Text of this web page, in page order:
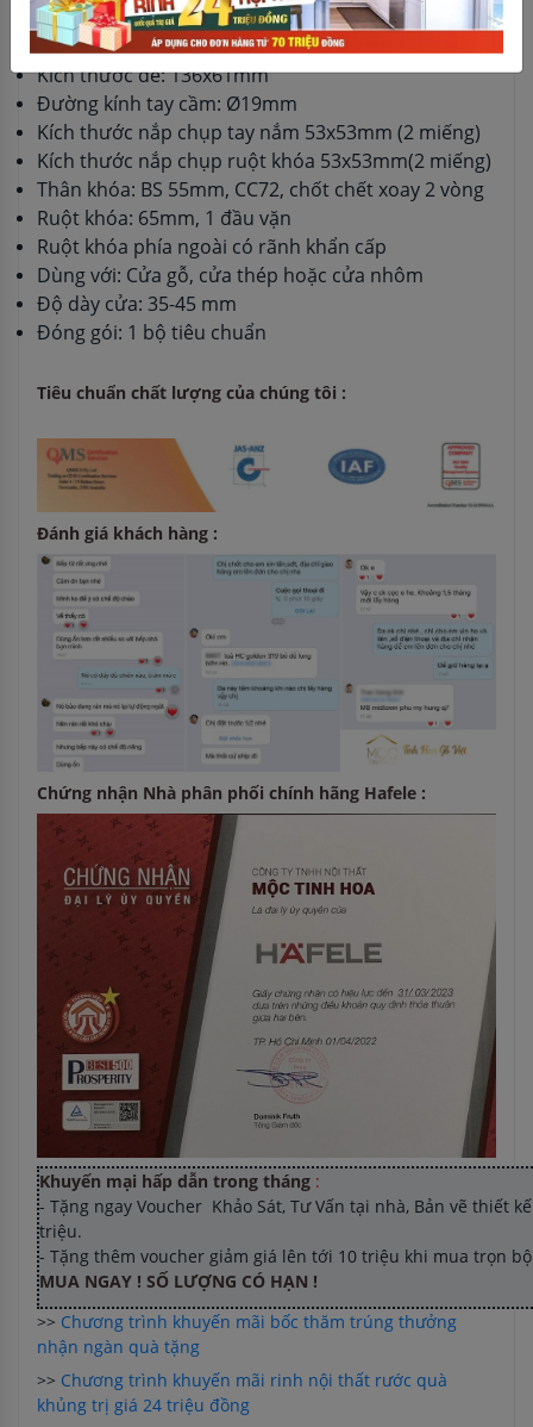
đồng, tay nắm bằng inox 304
Màu hoàn thiện: màu inox mờ
Kích thước đế: 136x61mm
Đường kính tay cầm: Ø19mm
Kích thước nắp chụp tay nắm 53x53mm (2 miếng)
Kích thước nắp chụp ruột khóa 53x53mm(2 miếng)
Thân khóa: BS 55mm, CC72, chốt chết xoay 2 vòng
Ruột khóa: 65mm, 1 đầu vặn
Ruột khóa phía ngoài có rãnh khẩn cấp
Dùng với: Cửa gỗ, cửa thép hoặc cửa nhôm
Độ dày cửa: 35-45 mm
Đóng gói: 1 bộ tiêu chuẩn
Tiêu chuẩn chất lượng của chúng tôi :
Đánh giá khách hàng :
Chứng nhận Nhà phân phối chính hãng Hafele :
Khuyến mại hấp dẫn trong tháng :
- Tặng ngay Voucher Khảo Sát, Tư Vấn tại nhà, Bản vẽ thiết
triệu.
- Tặng thêm voucher giảm giá lên tới 10 triệu khi mua trọn
MUA NGAY ! SỐ LƯỢNG CÓ HẠN !
>> Chương trình khuyến mãi bốc thăm trúng thưởng
nhận ngàn quà tặng
>> Chương trình khuyến mãi rinh nội thất rước quà
khủng trị giá 24 triệu đồng